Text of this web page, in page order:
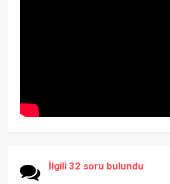
İlgili 32 soru bulundu